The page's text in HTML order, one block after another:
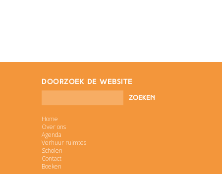
doorzoek de website
Home
Over ons
Agenda
Verhuur ruimtes
Scholen
Contact
Boeken